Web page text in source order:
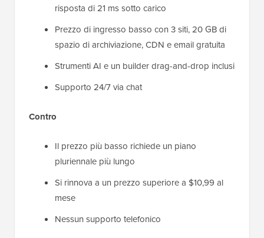
risposta di 21 ms sotto carico
Prezzo di ingresso basso con 3 siti, 20 GB di
spazio di archiviazione, CDN e email gratuita
Strumenti AI e un builder drag-and-drop inclusi
Supporto 24/7 via chat
Contro
Il prezzo più basso richiede un piano
pluriennale più lungo
Si rinnova a un prezzo superiore a $10,99 al
mese
Nessun supporto telefonico